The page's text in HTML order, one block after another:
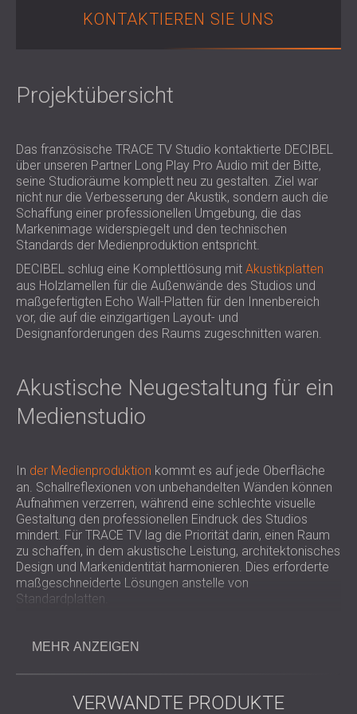
SCHALLSCHUTZ UND AKUSTIK FÜR
SCHALLDÄMMUNG UND
EINZELHANDELSFLÄCHEN
SCHALLSCHUTZ UND AKUSTIK FÜR
GESUNDHEITSEINRICHTUNGE
SCHALLSCHUTZ UND
AKUSTIKLÖSUNGEN FÜR DEN
AUDIOLOGIEBEREICH
SCHALLDÄMMUNG UND
AKUSTIKLÖSUNGEN FÜR
RECHENZENTREN
POLAND (PL)
SOUTH AFRICA (ZA)
KONTAKTIEREN SIE UNS
Projektübersicht
Das französische TRACE TV Studio kontaktierte DECIBEL
über unseren Partner Long Play Pro Audio mit der Bitte,
seine Studioräume komplett neu zu gestalten. Ziel war
nicht nur die Verbesserung der Akustik, sondern auch die
Schaffung einer professionellen Umgebung, die das
Markenimage widerspiegelt und den technischen
Standards der Medienproduktion entspricht.
DECIBEL schlug eine Komplettlösung mit Akustikplatten
aus Holzlamellen für die Außenwände des Studios und
maßgefertigten Echo Wall-Platten für den Innenbereich
vor, die auf die einzigartigen Layout- und
Designanforderungen des Raums zugeschnitten waren.
Akustische Neugestaltung für ein
Medienstudio
In der Medienproduktion kommt es auf jede Oberfläche
an. Schallreflexionen von unbehandelten Wänden können
Aufnahmen verzerren, während eine schlechte visuelle
Gestaltung den professionellen Eindruck des Studios
mindert. Für TRACE TV lag die Priorität darin, einen Raum
zu schaffen, in dem akustische Leistung, architektonisches
Design und Markenidentität harmonieren. Dies erforderte
maßgeschneiderte Lösungen anstelle von
Standardplatten.
Herausforderung
Die Herausforderung bestand in zweierlei Hinsicht. Erstens
MEHR ANZEIGEN
VERWANDTE PRODUKTE